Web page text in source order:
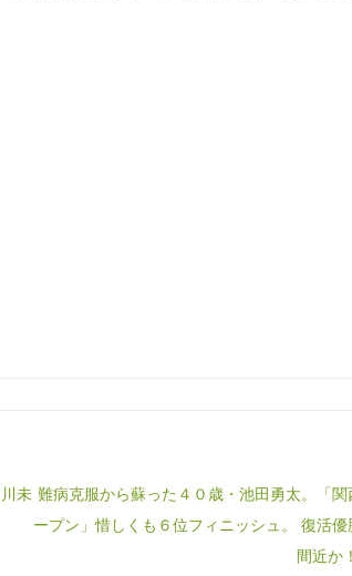
未 難病克服から蘇った４０歳・池田勇太。「関
ープン」惜しくも６位フィニッシュ。 復活優
間近か